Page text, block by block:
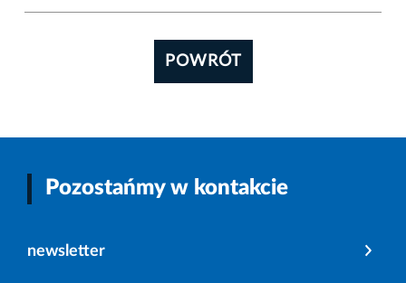
POWRÓT
Pozostańmy w kontakcie
newsletter